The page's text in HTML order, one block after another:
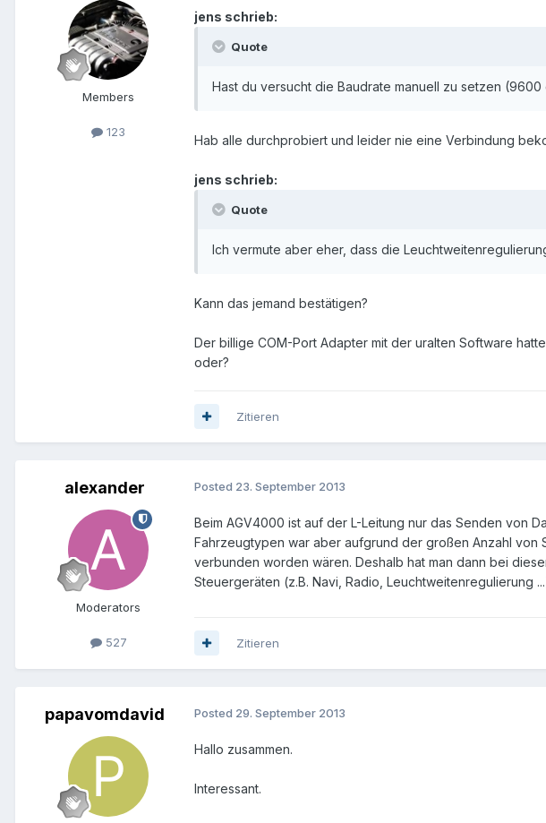
Members
123
jens schrieb:
Quote
Hast du versucht die Baudrate manuell zu setzen (9600
Hab alle durchprobiert und leider nie eine Verbindung
jens schrieb:
Quote
Ich vermute aber eher, dass die
Kann das jemand bestätigen?
Der billige COM-Port Adapter mit der uralten Software
oder?
Zitieren
alexander
Moderators
527
Posted 23. September 2013
Beim AGV4000 ist auf der L-Leitung nur das Senden von
Fahrzeugtypen war aber aufgrund der großen Anzahl von
verbunden worden wären. Deshalb hat man dann bei
Steuergeräten (z.B. Navi, Radio, Leuchtweitenregulierung
Zitieren
papavomdavid Posted 29. September 2013
Hallo zusammen.
Interessant.